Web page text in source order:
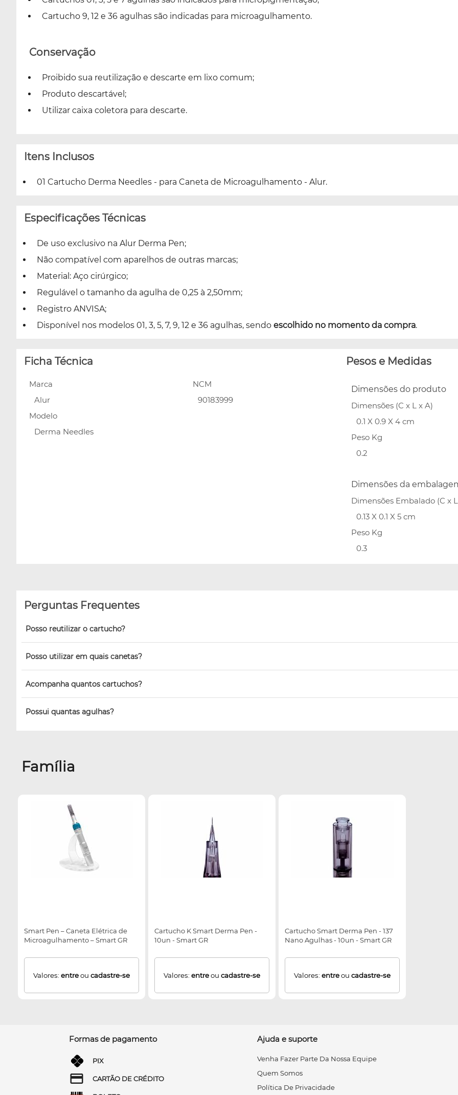
Cartucho 9, 12 e 36 agulhas são indicadas para microagulhamento.
Conservação
Proibido sua reutilização e descarte em lixo comum;
Produto descartável;
Utilizar caixa coletora para descarte.
Itens Inclusos
01 Cartucho Derma Needles - para Caneta de Microagulhamento - Alur.
Especificações Técnicas
De uso exclusivo na Alur Derma Pen;
Não compatível com aparelhos de outras marcas;
Material: Aço cirúrgico;
Regulável o tamanho da agulha de 0,25 à 2,50mm;
Registro ANVISA;
Disponível nos modelos 01, 3, 5, 7, 9, 12 e 36 agulhas, sendo escolhido no momento da compra.
Ficha Técnica
Marca
Alur
Modelo
Derma Needles
NCM
90183999
Pesos e Medidas
Dimensões do produto
Dimensões (C x L x A)
0.1 X 0.9 X 4 cm
Peso Kg
0.2
Dimensões da
Dimensões Embalado (C x
0.13 X 0.1 X 5 cm
Peso Kg
0.3
Perguntas Frequentes
Posso reutilizar o cartucho?
Posso utilizar em quais canetas?
Acompanha quantos cartuchos?
Possui quantas agulhas?
Família
Smart Pen – Caneta Elétrica de
Microagulhamento – Smart GR
Valores: entreou cadastre-se
Cartucho K Smart Derma Pen -
10un - Smart GR
Valores: entreou cadastre-se
Cartucho Smart Derma Pen - 137
Nano Agulhas - 10un - Smart GR
Valores: entreou cadastre-se
Formas de pagamento
PIX
CARTÃO DE CRÉDITO
Ajuda e suporte
Venha Fazer Parte Da Nossa Equipe
Quem Somos
Política De Privacidade